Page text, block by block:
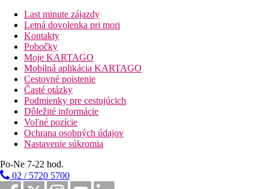
Last minute zájazdy
Letná dovolenka pri mori
Kontakty
Pobočky
Moje KARTAGO
Mobilná aplikácia KARTAGO
Cestovné poistenie
Časté otázky
Podmienky pre cestujúcich
Dôležité informácie
Voľné pozície
Ochrana osobných údajov
Nastavenie súkromia
Po-Ne 7-22 hod.
02 / 5720 5700